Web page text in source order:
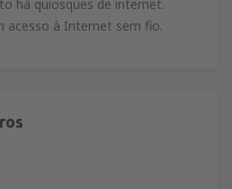
há quiosques de internet.
acesso à Internet sem fio.